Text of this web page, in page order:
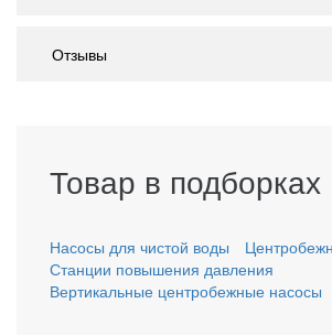
Отзывы
Товар в подборках
Насосы для чистой воды
Станции повышения давления
Вертикальные центробежные насосы